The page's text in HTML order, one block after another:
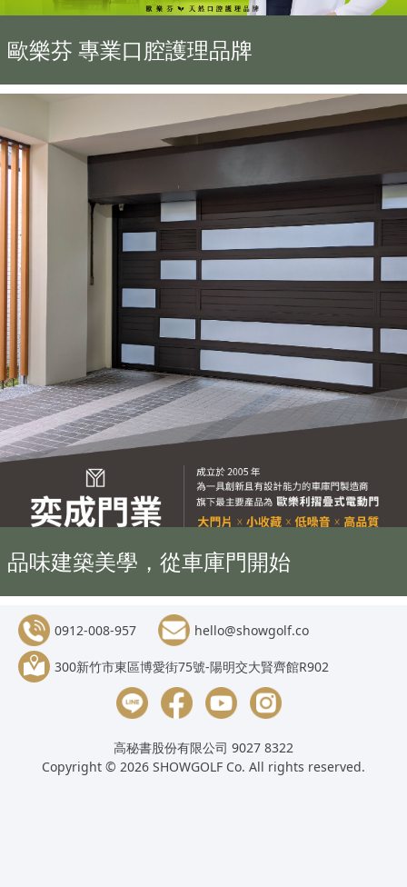
歐樂芬 專業口腔護理品牌
品味建築美學，從車庫門開始
0912-008-957 hello@showgolf.co
300新竹市東區博愛街75號-陽明交大賢齊館R902
高秘書股份有限公司 9027 8322
Copyright © 2026 SHOWGOLF Co. All rights reserved.